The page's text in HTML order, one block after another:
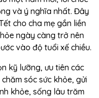
và ý nghĩa nhất. Đây
cho cha mẹ gắn liền
ngày càng trở nên
vào độ tuổi xế chiều.
kỹ lưỡng, ưu tiên các
sóc sức khỏe, gửi
khỏe, sống lâu trăm